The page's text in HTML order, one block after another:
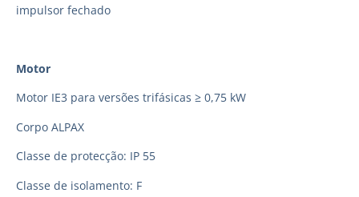
impulsor fechado
Motor
Motor IE3 para versões trifásicas ≥ 0,75 kW
Corpo ALPAX
Classe de protecção: IP 55
Classe de isolamento: F